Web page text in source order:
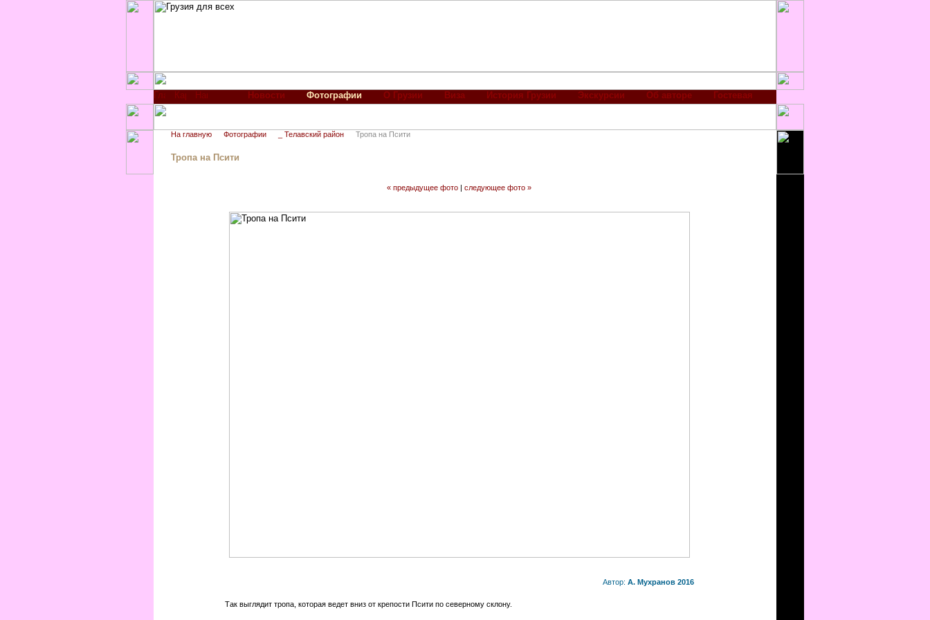
Новости Фотографии О Грузии Виза История Грузии Экскурсии Об авторе Гостевая
На главную Фотографии _ Телавский район Тропа на Псити
Тропа на Псити
« предыдущее фото | следующее фото »
Автор: А. Мухранов 2016
Так выглядит тропа, которая ведет вниз от крепости Псити по северному склону.